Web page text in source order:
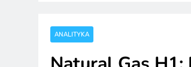
ANALITYKA